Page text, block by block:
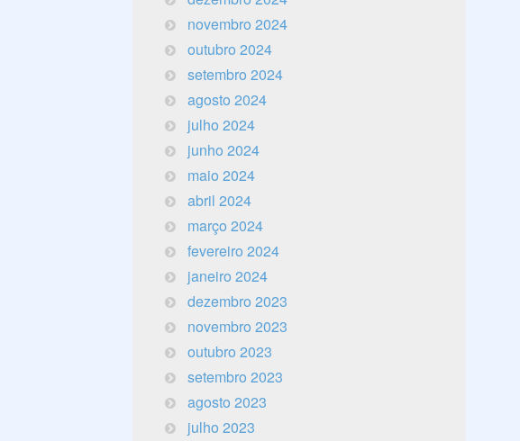
novembro 2024
outubro 2024
setembro 2024
agosto 2024
julho 2024
junho 2024
maio 2024
abril 2024
março 2024
fevereiro 2024
janeiro 2024
dezembro 2023
novembro 2023
outubro 2023
setembro 2023
agosto 2023
julho 2023